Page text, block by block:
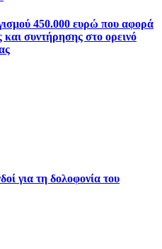
450.000 ευρώ που αφορά
συντήρησης στο ορεινό
για τη δολοφονία του